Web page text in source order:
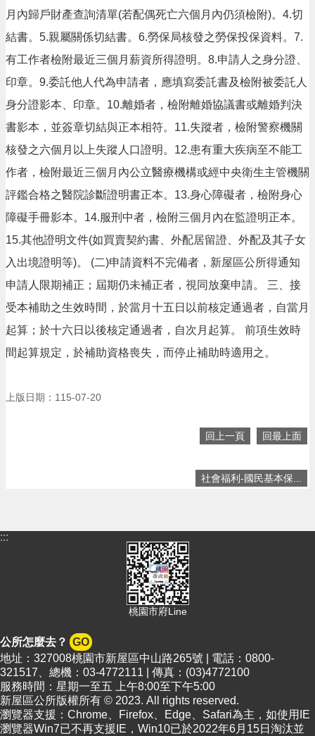
答
桃
市
政
隱
權
政
政
府
網
站
資
料
開
放
宣
安
月內歸戶財產查詢清單(若配偶死亡六個月內仍須檢附)。4.切
結書。5.親屬關係切結書。6.勞保局核發之勞保投保資料。7.
有工作者檢附最近三個月薪資所得證明。8.申請人之身分證、
印章。9.委託他人代為申請者，應填寫委託書及檢附被委託人
身分證影本、印章。10.離婚者，檢附離婚協議書或離婚判決
書影本，並簽章切結與正本相符。11.失蹤者，檢附警察機關
核發之六個月以上失蹤人口證明。12.患有重大疾病至不能工
作者，檢附最近三個月內公立醫療機構或經中央衛生主管機關
評鑑合格之醫院診斷證明書正本。13.身心障礙者，檢附身心
障礙手冊影本。14.服刑中者，檢附三個月內在監證明正本。
15.其他證明文件(如買賣契約書、外配居留證、外配及其子女
入出境證明等)。 (二)申請資料不完備者，新屋區公所得通知
申請人限期補正；屆期仍未補正者，視同放棄申請。 三、接
受本補助之生效時間，於當月十五日以前核定通過者，自當月
起算；於十六日以後核定通過者，自次月起算。 前項生效時
間起算規定，於補助資格喪失，而停止補助時適用之。
上版日期：115-07-20
回上一頁 回最上面
社會福利-國民基本保...
:::
桃園市府Line
公所怎麼去？ GO
地址：327008桃園市新屋區中山路265號 | 電話：0800-
321517、總機：03-4772111 | 傳真：(03)4772100
服務時間：星期一至五 上午8:00至下午5:00
新屋區公所版權所有 © 2023. All rights reserved.
瀏覽器支援：Chrome、Firefox、Edge、Safari為主，如使用IE
瀏覽器Win7已不再支援IE，Win10已於2022年6月15日淘汰並